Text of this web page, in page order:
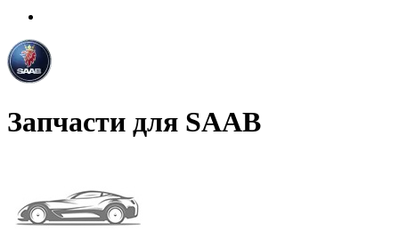
Запчасти для SAAB